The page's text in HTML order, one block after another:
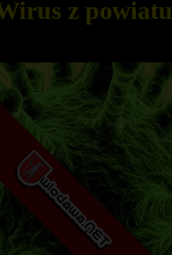
z powiatu